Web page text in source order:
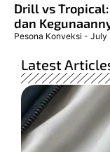
Drill vs
dan
Pesona Konveksi July
Latest